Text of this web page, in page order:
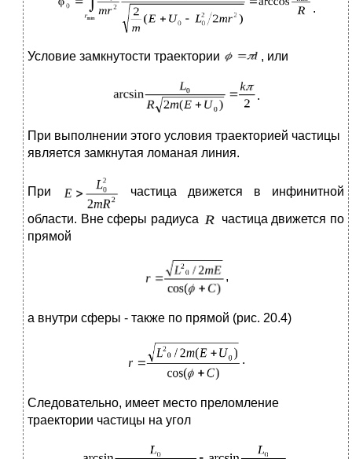
.
Условие замкнутости траектории , или
При выполнении этого условия траекторией частицы
является замкнутая ломаная линия.
При частица движется в инфинитной
области. Вне сферы радиуса
частица движется по
прямой
,
а внутри сферы - также по прямой (рис. 20.4)
.
Следовательно, имеет место преломление
траектории частицы на угол